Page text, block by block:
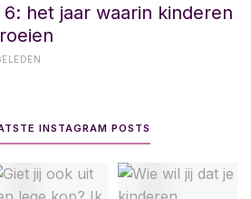
het jaar waarin kinderen
INSTAGRAM POSTS